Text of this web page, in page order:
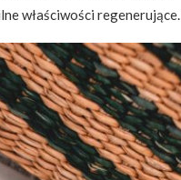
właściwości regenerujące.